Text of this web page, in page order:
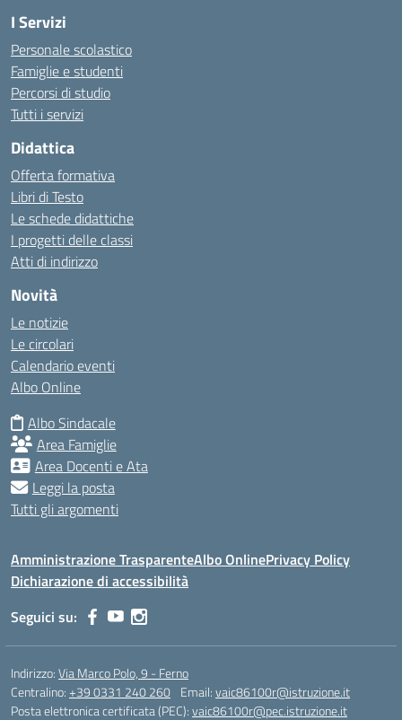
I Servizi
Personale scolastico
Famiglie e studenti
Percorsi di studio
Tutti i servizi
Didattica
Offerta formativa
Libri di Testo
Le schede didattiche
I progetti delle classi
Atti di indirizzo
Novità
Le notizie
Le circolari
Calendario eventi
Albo Online
Albo Sindacale
Area Famiglie
Area Docenti e Ata
Leggi la posta
Tutti gli argomenti
Amministrazione TrasparenteAlbo OnlinePrivacy Policy
Dichiarazione di accessibilità
Seguici su:
Indirizzo:Via Marco Polo, 9 - Ferno
Centralino:+39 0331 240 260 Email:vaic86100r@istruzione.it
Posta elettronica certificata (PEC):vaic86100r@pec.istruzione.it